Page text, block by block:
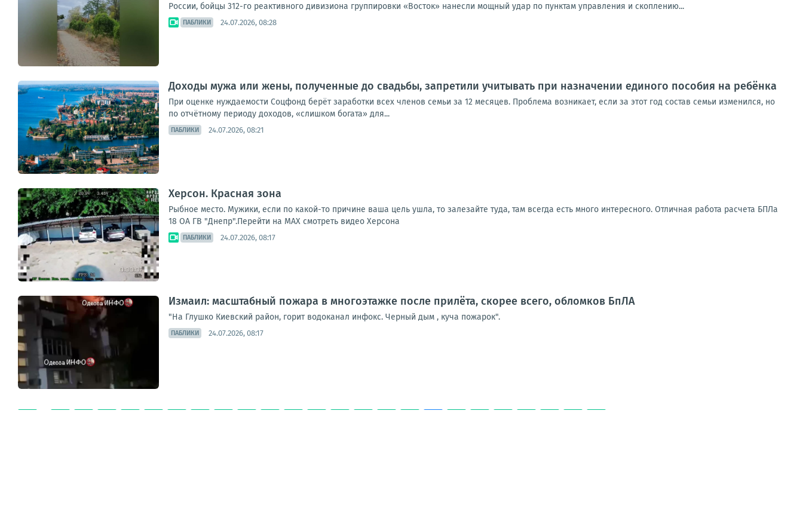
России, бойцы 312-го реактивного дивизиона группировки «Восток» нанесли мощный удар по пунктам управления и скоплению...
ПАБЛИКИ 24.07.2026, 08:28
Доходы мужа или жены, полученные до свадьбы, запретили учитывать при назначении единого пособия на ребёнка
При оценке нуждаемости Соцфонд берёт заработки всех членов семьи за 12 месяцев. Проблема возникает, если за этот год состав семьи изменился, но
по отчётному периоду доходов, «слишком богата» для...
ПАБЛИКИ 24.07.2026, 08:21
Херсон. Красная зона
Рыбное место. Мужики, если по какой-то причине ваша цель ушла, то залезайте туда, там всегда есть много интересного. Отличная работа расчета БПЛа
18 ОА ГВ "Днепр".Перейти на МАХ смотреть видео Херсона
ПАБЛИКИ 24.07.2026, 08:17
Измаил: масштабный пожара в многоэтажке после прилёта, скорее всего, обломков БпЛА
"На Глушко Киевский район, горит водоканал инфокс. Черный дым , куча пожарок".
ПАБЛИКИ 24.07.2026, 08:17